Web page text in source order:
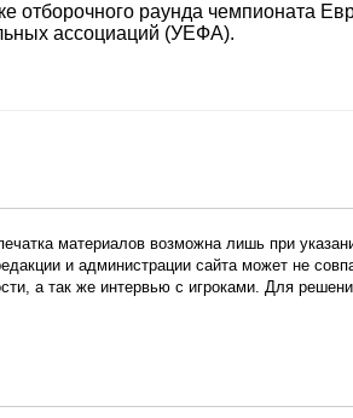
отборочного раунда чемпионата
ассоциаций (УЕФА).
материалов возможна лишь при
и администрации сайта может не
а так же интервью с игроками. Для